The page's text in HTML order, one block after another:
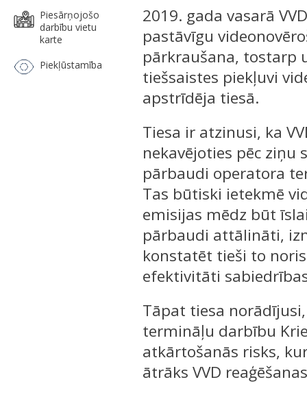
Piesārņojošo
darbību vietu
karte
Piekļūstamība
2019. gada vasarā
pastāvīgu
pārkraušana, tostarp
tiešsaistes piekļuvi
apstrīdēja tiesā.
Tiesa ir atzinusi, ka
nekavējoties pēc ziņu
pārbaudi operatora
Tas būtiski ietekmē
emisijas mēdz būt
pārbaudi attālināti,
konstatēt tieši to
efektivitāti
Tāpat tiesa
termināļu darbību
atkārtošanās risks,
ātrāks VVD